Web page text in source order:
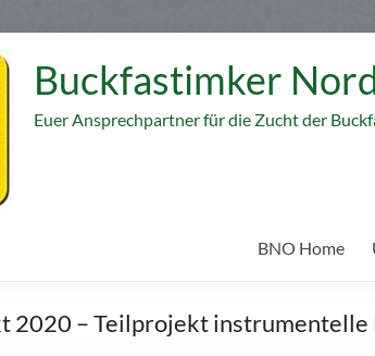
Buckfastimker
Euer Ansprechpartner für die Zucht der
BNO Home
2020 – Teilprojekt instrumentelle